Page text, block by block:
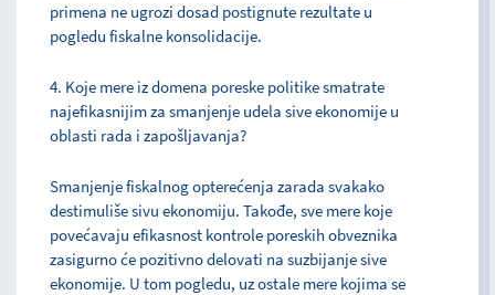
primena ne ugrozi dosad postignute rezultate u
pogledu fiskalne konsolidacije.
4. Koje mere iz domena poreske politike smatrate
najefikasnijim za smanjenje udela sive ekonomije u
oblasti rada i zapošljavanja?
Smanjenje fiskalnog opterećenja zarada svakako
destimuliše sivu ekonomiju. Takođe, sve mere koje
povećavaju efikasnost kontrole poreskih obveznika
zasigurno će pozitivno delovati na suzbijanje sive
ekonomije. U tom pogledu, uz ostale mere kojima se